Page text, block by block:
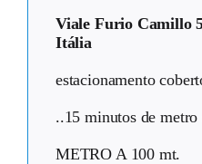
Viale Furio Camillo
Itália
estacionamento
..15 minutos de metro
METRO A 100 mt.